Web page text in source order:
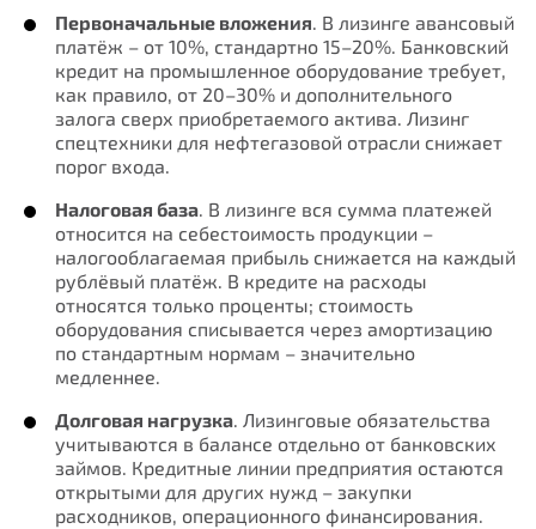
Первоначальные вложения. В лизинге авансовый
платёж – от 10%, стандартно 15–20%. Банковский
кредит на промышленное оборудование требует,
как правило, от 20–30% и дополнительного
залога сверх приобретаемого актива. Лизинг
спецтехники для нефтегазовой отрасли снижает
порог входа.
Налоговая база. В лизинге вся сумма платежей
относится на себестоимость продукции –
налогооблагаемая прибыль снижается на каждый
рублёвый платёж. В кредите на расходы
относятся только проценты; стоимость
оборудования списывается через амортизацию
по стандартным нормам – значительно
медленнее.
Долговая нагрузка. Лизинговые обязательства
учитываются в балансе отдельно от банковских
займов. Кредитные линии предприятия остаются
открытыми для других нужд – закупки
расходников, операционного финансирования.